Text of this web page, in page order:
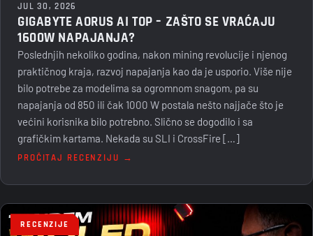
JUL 30, 2026
GIGABYTE AORUS AI TOP – ZAŠTO SE VRAĆAJU
1600W NAPAJANJA?
Poslednjih nekoliko godina, nakon mining revolucije i njenog
praktičnog kraja, razvoj napajanja kao da je usporio. Više nije
bilo potrebe za modelima sa ogromnom snagom, pa su
napajanja od 850 ili čak 1000 W postala nešto najjače što je
većini korisnika bilo potrebno. Slično se dogodilo i sa
grafičkim kartama. Nekada su SLI i CrossFire […]
PROČITAJ RECENZIJU →
RECENZIJE